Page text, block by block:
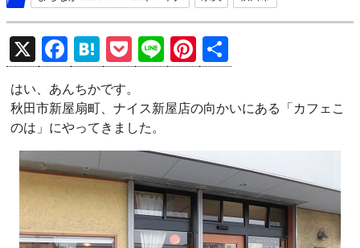
X
F
a
ce
b
o
o
k
H
at
e
n
a
P
o
ck
et
Li
n
e
Pi
nt
er
t
有
はい、あんちかです。
秋田市新屋扇町、ナイス新屋店の向かいにある「カフェこ
のは」にやってきました。